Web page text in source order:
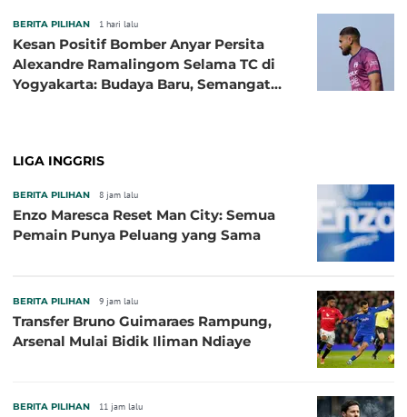
BERITA PILIHAN 1 hari lalu
Kesan Positif Bomber Anyar Persita
Alexandre Ramalingom Selama TC di
Yogyakarta: Budaya Baru, Semangat
LIGA INGGRIS
BERITA PILIHAN 8 jam lalu
Enzo Maresca Reset Man City: Semua
Pemain Punya Peluang yang Sama
BERITA PILIHAN 9 jam lalu
Transfer Bruno Guimaraes Rampung,
Arsenal Mulai Bidik Iliman Ndiaye
BERITA PILIHAN 11 jam lalu